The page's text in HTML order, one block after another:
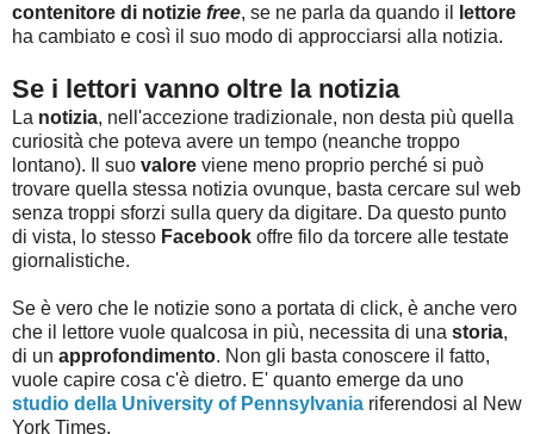
contenitore di notizie free, se ne parla da quando il
lettore
ha cambiato e così il suo modo di approcciarsi alla notizia.
Se i lettori vanno oltre la notizia
La notizia, nell'accezione tradizionale, non desta più quella
curiosità che poteva avere un tempo (neanche troppo
lontano). Il suo valore viene meno proprio perché si può
trovare quella stessa notizia ovunque, basta cercare sul web
senza troppi sforzi sulla query da digitare. Da questo punto
di vista, lo stesso Facebook offre filo da torcere alle testate
giornalistiche.
Se è vero che le notizie sono a portata di click, è anche vero
che il lettore vuole qualcosa in più, necessita di una storia,
di un approfondimento. Non gli basta conoscere il fatto,
vuole capire cosa c'è dietro. E' quanto emerge da uno
studio della University of Pennsylvania riferendosi al New
York Times.